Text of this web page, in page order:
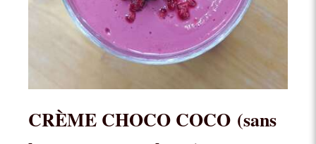
CRÈME CHOCO COCO (sans